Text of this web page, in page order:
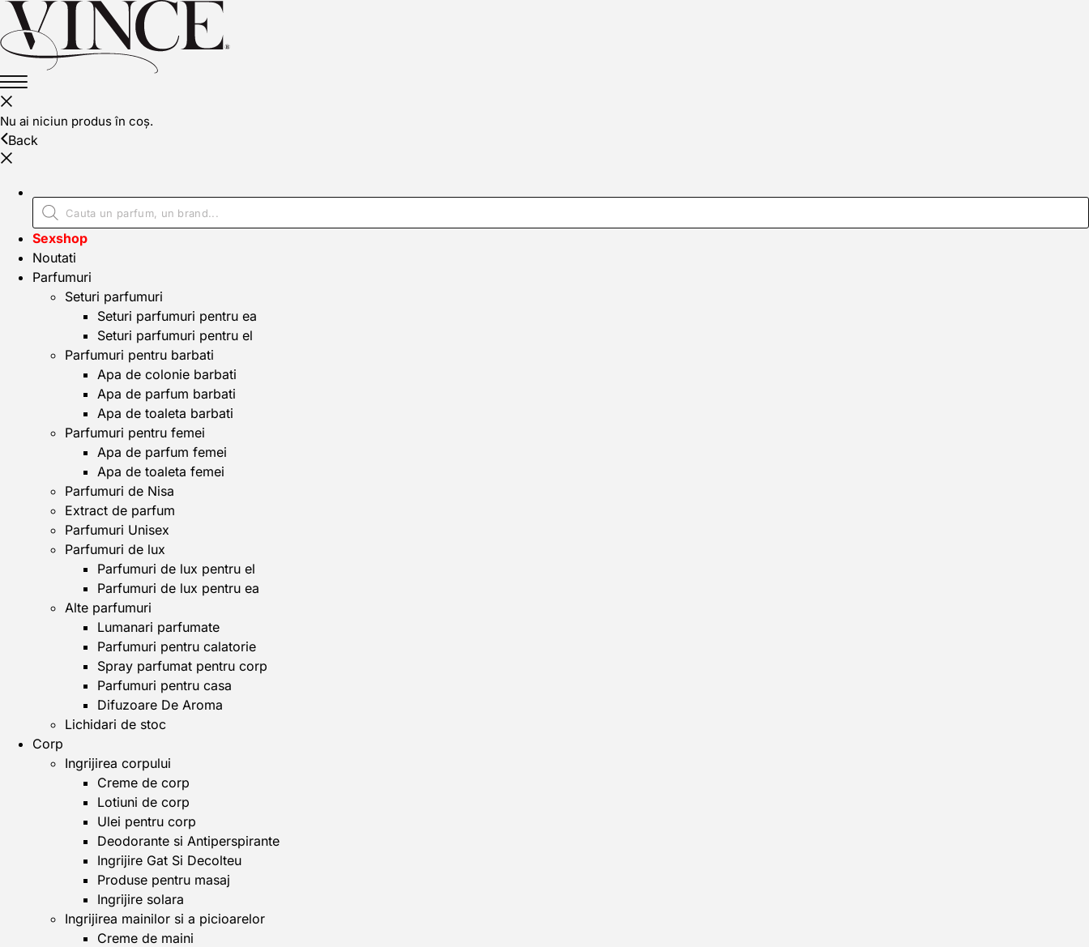
Nu ai niciun produs în coș.
Back
Sexshop
Noutati
Parfumuri
Seturi parfumuri
Seturi parfumuri pentru ea
Seturi parfumuri pentru el
Parfumuri pentru barbati
Apa de colonie barbati
Apa de parfum barbati
Apa de toaleta barbati
Parfumuri pentru femei
Apa de parfum femei
Apa de toaleta femei
Parfumuri de Nisa
Extract de parfum
Parfumuri Unisex
Parfumuri de lux
Parfumuri de lux pentru el
Parfumuri de lux pentru ea
Alte parfumuri
Lumanari parfumate
Parfumuri pentru calatorie
Spray parfumat pentru corp
Parfumuri pentru casa
Difuzoare De Aroma
Lichidari de stoc
Corp
Ingrijirea corpului
Creme de corp
Lotiuni de corp
Ulei pentru corp
Deodorante si Antiperspirante
Ingrijire Gat Si Decolteu
Produse pentru masaj
Ingrijire solara
Ingrijirea mainilor si a picioarelor
Creme de maini